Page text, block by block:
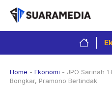
Langsung
isi
Home - Ekonomi - JPO Sarinah
Bongkar, Pramono Bertindak